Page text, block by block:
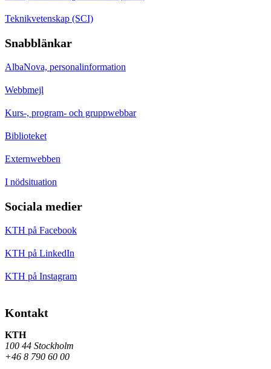
Teknikvetenskap (SCI)
Snabblänkar
AlbaNova, personalinformation
Webbmejl
Kurs-, program- och gruppwebbar
Biblioteket
Externwebben
I nödsituation
Sociala medier
KTH på Facebook
KTH på LinkedIn
KTH på Instagram
Kontakt
KTH
100 44 Stockholm
+46 8 790 60 00